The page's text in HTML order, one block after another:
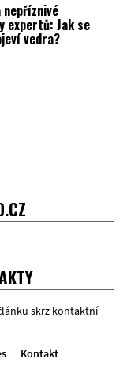
nepříznivé
expertů: Jak se
vedra?
skrz kontaktní
Kontakt